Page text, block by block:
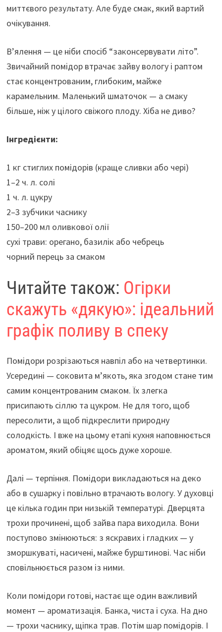
миттєвого результату. Але буде смак, який вартий
очікування.
В’ялення — це ніби спосіб “законсервувати літо”.
Звичайний помідор втрачає зайву вологу і раптом
стає концентрованим, глибоким, майже
карамельним. Маленький шматочок — а смаку
більше, ніж у цілого свіжого плоду. Хіба не диво?
Інгредієнти:
1 кг стиглих помідорів (краще сливки або чері)
1–2 ч. л. солі
1 ч. л. цукру
2–3 зубчики часнику
150–200 мл оливкової олії
сухі трави: орегано, базилік або чебрець
чорний перець за смаком
Читайте також: Огірки
скажуть «дякую»: ідеальний
графік поливу в спеку
Помідори розрізаються навпіл або на четвертинки.
Усередині — соковита м’якоть, яка згодом стане тим
самим концентрованим смаком. Їх злегка
присипають сіллю та цукром. Не для того, щоб
пересолити, а щоб підкреслити природну
солодкість. І вже на цьому етапі кухня наповнюється
ароматом, який обіцяє щось дуже хороше.
Далі — терпіння. Помідори викладаються на деко
або в сушарку і повільно втрачають вологу. У духовці
це кілька годин при низькій температурі. Дверцята
трохи прочинені, щоб зайва пара виходила. Вони
поступово змінюються: з яскравих і гладких — у
зморшкуваті, насичені, майже бурштинові. Час ніби
сповільнюється разом із ними.
Коли помідори готові, настає ще один важливий
момент — ароматизація. Банка, чиста і суха. На дно
— трохи часнику, щіпка трав. Потім шар помідорів. І